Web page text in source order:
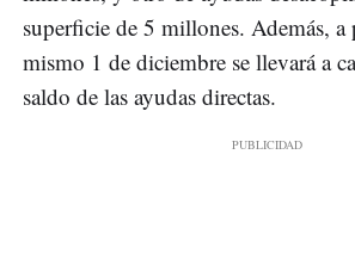
superficie de 5 millones. Además, a
mismo 1 de diciembre se llevará a
saldo de las ayudas directas.